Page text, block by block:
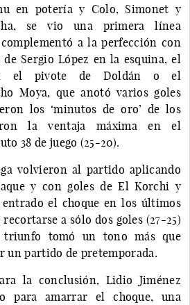
en potería y Colo, Simonet y
se vio una primera línea
a la perfección con
Sergio López en la esquina, el
el pivote de Doldán o el
Moya, que anotó varios goles
los ‘minutos de oro’ de los
la ventaja máxima en el
38 de juego (25-20).
volvieron al partido aplicando
y con goles de El Korchi y
el choque en los últimos
a sólo dos goles (27-25)
tomó un tono más que
un partido de pretemporada.
la conclusión, Lidio Jiménez
para amarrar el choque, una